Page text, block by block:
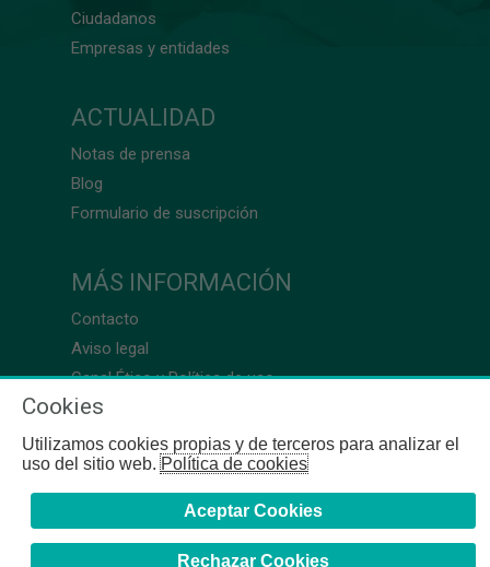
Ciudadanos
Empresas y entidades
ACTUALIDAD
Notas de prensa
Blog
Formulario de suscripción
MÁS INFORMACIÓN
Contacto
Aviso legal
Canal Ético y Política de uso
Cookies
Utilizamos cookies propias y de terceros para analizar el
uso del sitio web.Política de cookies
Aceptar Cookies
Rechazar Cookies